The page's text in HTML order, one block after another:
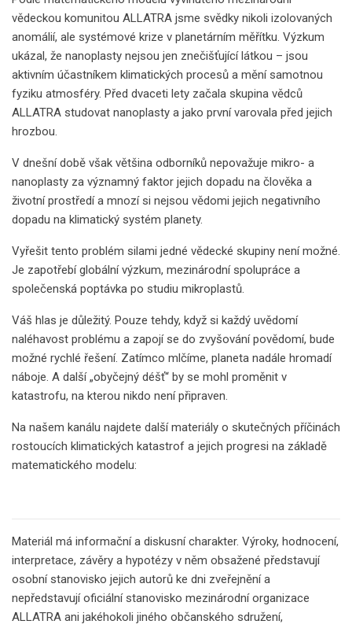
vědeckou komunitou ALLATRA jsme svědky nikoli izolovaných
anomálií, ale systémové krize v planetárním měřítku. Výzkum
ukázal, že nanoplasty nejsou jen znečišťující látkou – jsou
aktivním účastníkem klimatických procesů a mění samotnou
fyziku atmosféry. Před dvaceti lety začala skupina vědců
ALLATRA studovat nanoplasty a jako první varovala před jejich
hrozbou.
V dnešní době však většina odborníků nepovažuje mikro- a
nanoplasty za významný faktor jejich dopadu na člověka a
životní prostředí a mnozí si nejsou vědomi jejich negativního
dopadu na klimatický systém planety.
Vyřešit tento problém silami jedné vědecké skupiny není možné.
Je zapotřebí globální výzkum, mezinárodní spolupráce a
společenská poptávka po studiu mikroplastů.
Váš hlas je důležitý. Pouze tehdy, když si každý uvědomí
naléhavost problému a zapojí se do zvyšování povědomí, bude
možné rychlé řešení. Zatímco mlčíme, planeta nadále hromadí
náboje. A další „obyčejný déšť“ by se mohl proměnit v
katastrofu, na kterou nikdo není připraven.
Na našem kanálu najdete další materiály o skutečných příčinách
rostoucích klimatických katastrof a jejich progresi na základě
matematického modelu:
Materiál má informační a diskusní charakter. Výroky, hodnocení,
interpretace, závěry a hypotézy v něm obsažené představují
osobní stanovisko jejich autorů ke dni zveřejnění a
nepředstavují oficiální stanovisko mezinárodní organizace
ALLATRA ani jakéhokoli jiného občanského sdružení,